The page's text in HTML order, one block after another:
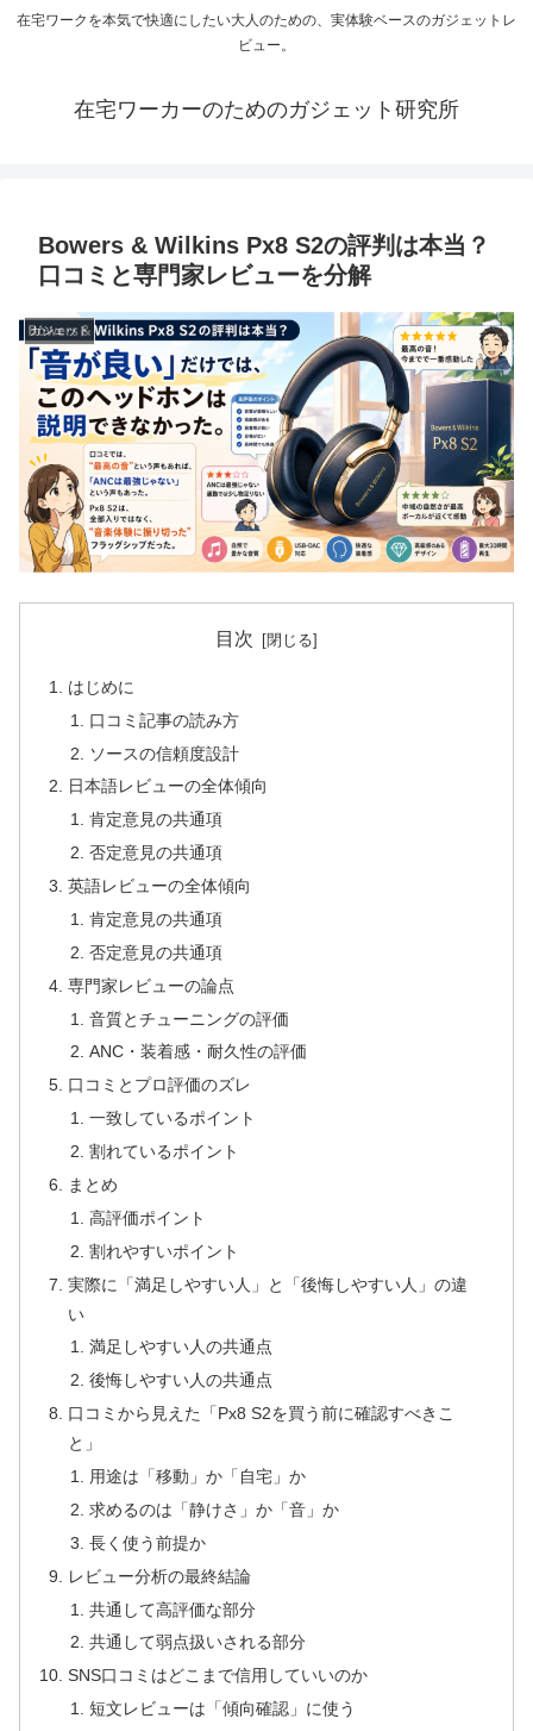
在宅ワークを本気で快適にしたい大人のための、実体験ベースのガジェットレ
ビュー。
在宅ワーカーのためのガジェット研究所
Bowers & Wilkins Px8 S2の評判は本当？
口コミと専門家レビューを分解
ガジェット
目次
はじめに
口コミ記事の読み方
ソースの信頼度設計
日本語レビューの全体傾向
肯定意見の共通項
否定意見の共通項
英語レビューの全体傾向
肯定意見の共通項
否定意見の共通項
専門家レビューの論点
音質とチューニングの評価
ANC・装着感・耐久性の評価
口コミとプロ評価のズレ
一致しているポイント
割れているポイント
まとめ
高評価ポイント
割れやすいポイント
実際に「満足しやすい人」と「後悔しやすい人」の違
い
満足しやすい人の共通点
後悔しやすい人の共通点
口コミから見えた「Px8 S2を買う前に確認すべきこ
と」
用途は「移動」か「自宅」か
求めるのは「静けさ」か「音」か
長く使う前提か
レビュー分析の最終結論
共通して高評価な部分
共通して弱点扱いされる部分
SNS口コミはどこまで信用していいのか
短文レビューは「傾向確認」に使う